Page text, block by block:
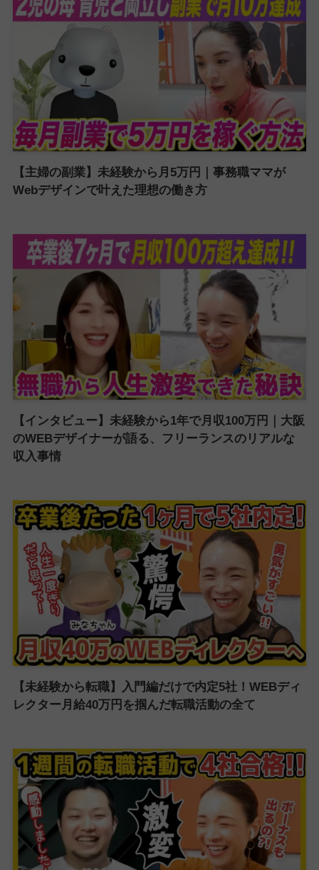
【主婦の副業】未経験から月5万円｜事務職ママが
Webデザインで叶えた理想の働き方
【インタビュー】未経験から1年で月収100万円｜大阪
のWEBデザイナーが語る、フリーランスのリアルな
収入事情
【未経験から転職】入門編だけで内定5社！WEBディ
レクター月給40万円を掴んだ転職活動の全て